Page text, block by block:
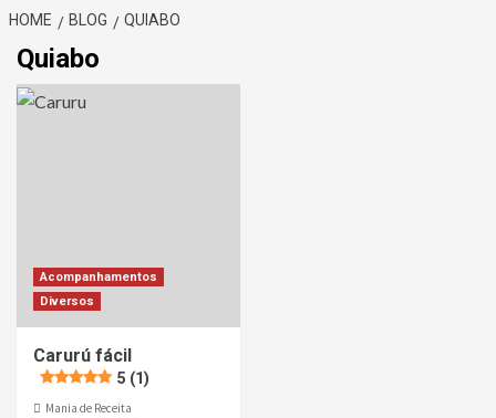
HOME BLOG QUIABO
Quiabo
Acompanhamentos
Diversos
Carurú fácil
5 (1)
Mania de Receita